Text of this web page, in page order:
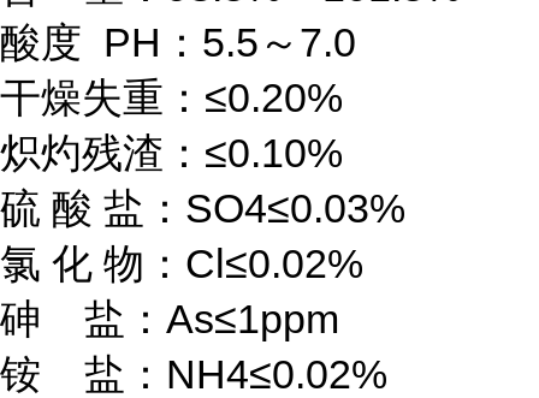
酸度 PH：5.5～7.0
干燥失重：≤0.20%
炽灼残渣：≤0.10%
硫 酸 盐：SO4≤0.03%
氯 化 物：Cl≤0.02%
砷 盐：As≤1ppm
铵 盐：NH4≤0.02%